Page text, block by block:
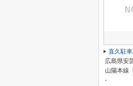
直久駐
広島県安
山陽本線
-